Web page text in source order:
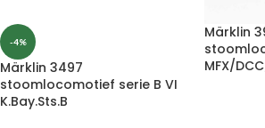
-4%
Märklin 3497
stoomlocomotief serie B VI
K.Bay.Sts.B
Märklin
MFX/